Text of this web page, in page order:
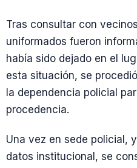
Tras consultar con
uniformados fueron
había sido dejado en el
esta situación, se
la dependencia policial
procedencia.
Una vez en sede policial,
datos institucional, se